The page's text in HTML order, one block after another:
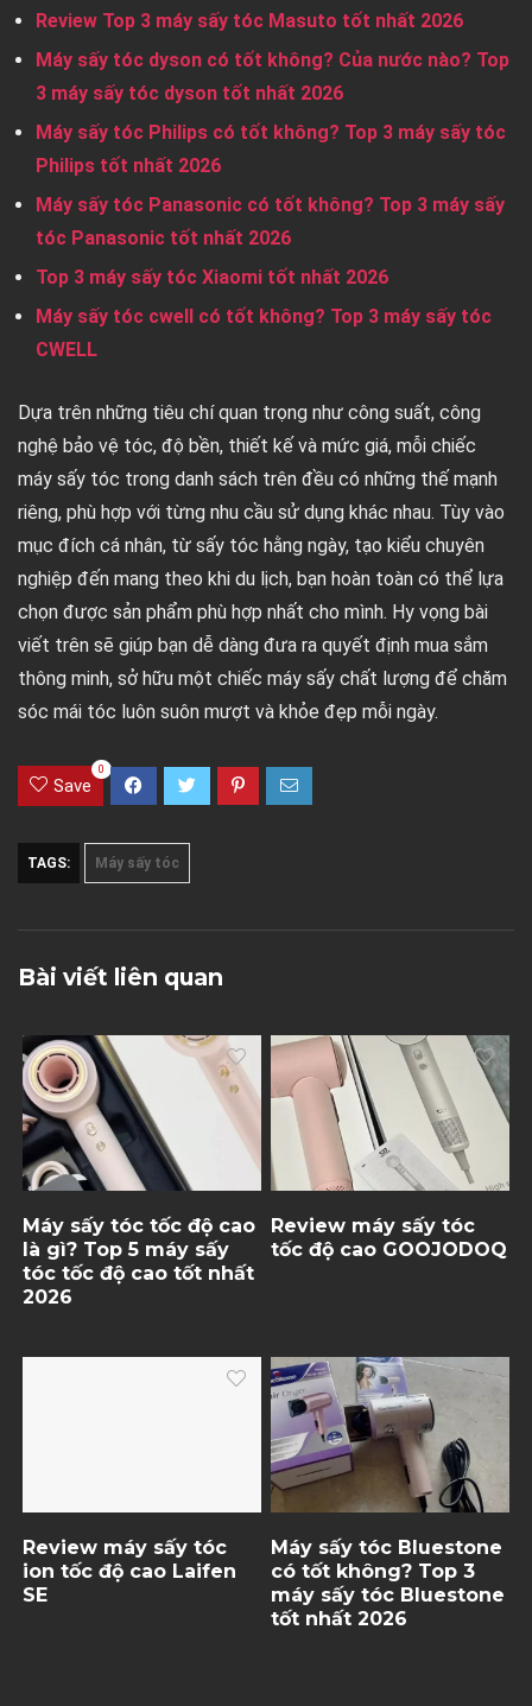
Review Top 3 máy sấy tóc Masuto tốt nhất 2026
Máy sấy tóc dyson có tốt không? Của nước nào? Top
3 máy sấy tóc dyson tốt nhất 2026
Máy sấy tóc Philips có tốt không? Top 3 máy sấy tóc
Philips tốt nhất 2026
Máy sấy tóc Panasonic có tốt không? Top 3 máy sấy
tóc Panasonic tốt nhất 2026
Top 3 máy sấy tóc Xiaomi tốt nhất 2026
Máy sấy tóc cwell có tốt không? Top 3 máy sấy tóc
CWELL
Dựa trên những tiêu chí quan trọng như công suất, công
nghệ bảo vệ tóc, độ bền, thiết kế và mức giá, mỗi chiếc
máy sấy tóc trong danh sách trên đều có những thế mạnh
riêng, phù hợp với từng nhu cầu sử dụng khác nhau. Tùy vào
mục đích cá nhân, từ sấy tóc hằng ngày, tạo kiểu chuyên
nghiệp đến mang theo khi du lịch, bạn hoàn toàn có thể lựa
chọn được sản phẩm phù hợp nhất cho mình. Hy vọng bài
viết trên sẽ giúp bạn dễ dàng đưa ra quyết định mua sắm
thông minh, sở hữu một chiếc máy sấy chất lượng để chăm
sóc mái tóc luôn suôn mượt và khỏe đẹp mỗi ngày.
Save
0
TAGS: Máy sấy tóc
Bài viết liên quan
Máy sấy tóc tốc độ cao
là gì? Top 5 máy sấy
tóc tốc độ cao tốt nhất
2026
Review máy sấy tóc
tốc độ cao GOOJODOQ
Review máy sấy tóc
ion tốc độ cao Laifen
SE
Máy sấy tóc Bluestone
có tốt không? Top 3
máy sấy tóc Bluestone
tốt nhất 2026